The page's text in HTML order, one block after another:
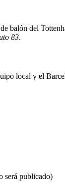
balón del
83.
local y el
será publicado)